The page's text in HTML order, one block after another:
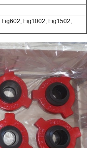
Fig1002, Fig1502,